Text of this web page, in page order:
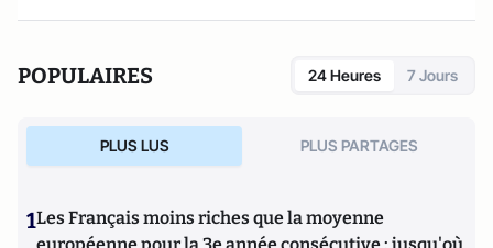
POPULAIRES 24 Heures 7 Jours
PLUS LUS PLUS PARTAGES
1Les Français moins riches que la moyenne